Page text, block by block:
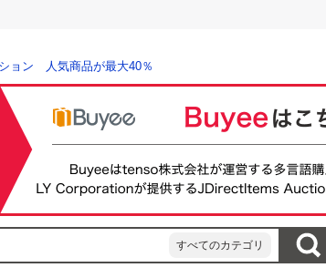
ョン 人気商品が最大40％
すべてのカテゴリ